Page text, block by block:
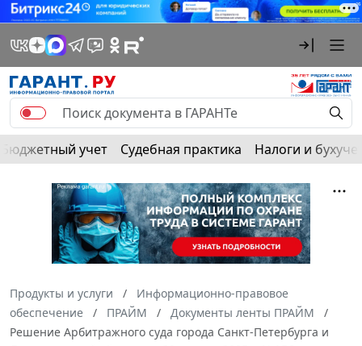
Бюджетный учет Судебная практика Налоги и
Продукты и услуги
Информационно-правовое
обеспечение
ПРАЙМ
Документы ленты ПРАЙМ
Решение Арбитражного суда города Санкт-Петербурга и